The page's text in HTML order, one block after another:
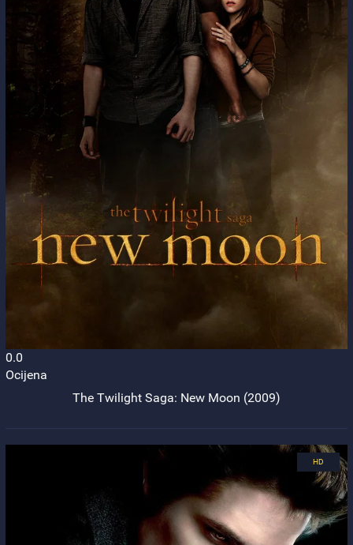
0.0
Ocijena
The Twilight Saga: New Moon (2009)